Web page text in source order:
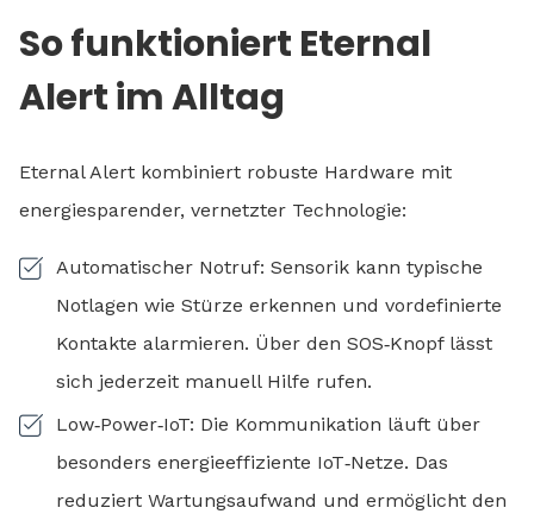
So funktioniert Eternal
Alert im Alltag
Eternal Alert kombiniert robuste Hardware mit
energiesparender, vernetzter Technologie:
Automatischer Notruf: Sensorik kann typische
Notlagen wie Stürze erkennen und vordefinierte
Kontakte alarmieren. Über den SOS‑Knopf lässt
sich jederzeit manuell Hilfe rufen.
Low‑Power‑IoT: Die Kommunikation läuft über
besonders energieeffiziente IoT‑Netze. Das
reduziert Wartungsaufwand und ermöglicht den